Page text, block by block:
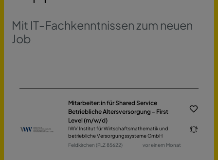
Mit IT-Fachkenntnissen zum neuen
Job
Mitarbeiter:in für Shared Service
Betriebliche Altersversorgung - First
Level (m/w/d)
IWV Institut für Wirtschaftsmathematik und
betriebliche Versorgungssysteme GmbH
Feldkirchen (PLZ 85622)
vor einem Monat